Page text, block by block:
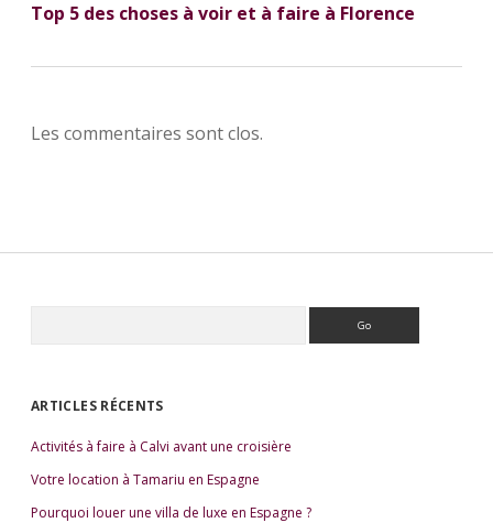
Top 5 des choses à voir et à faire à Florence
Les commentaires sont clos.
d
b
a
r
r
h
e
ARTICLES RÉCENTS
Activités à faire à Calvi avant une croisière
Votre location à Tamariu en Espagne
Pourquoi louer une villa de luxe en Espagne ?